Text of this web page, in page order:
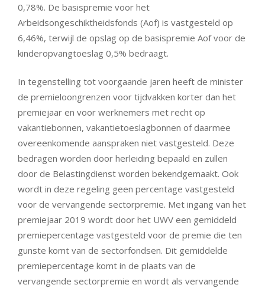
0,78%. De basispremie voor het
Arbeidsongeschiktheidsfonds (Aof) is vastgesteld op
6,46%, terwijl de opslag op de basispremie Aof voor de
kinderopvangtoeslag 0,5% bedraagt.
In tegenstelling tot voorgaande jaren heeft de minister
de premieloongrenzen voor tijdvakken korter dan het
premiejaar en voor werknemers met recht op
vakantiebonnen, vakantietoeslagbonnen of daarmee
overeenkomende aanspraken niet vastgesteld. Deze
bedragen worden door herleiding bepaald en zullen
door de Belastingdienst worden bekendgemaakt. Ook
wordt in deze regeling geen percentage vastgesteld
voor de vervangende sectorpremie. Met ingang van het
premiejaar 2019 wordt door het UWV een gemiddeld
premiepercentage vastgesteld voor de premie die ten
gunste komt van de sectorfondsen. Dit gemiddelde
premiepercentage komt in de plaats van de
vervangende sectorpremie en wordt als vervangende